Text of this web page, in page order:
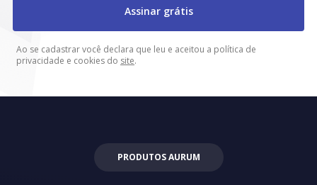
Assinar grátis
Ao se cadastrar você declara que leu e aceitou a política de
privacidade e cookies do site.
PRODUTOS AURUM